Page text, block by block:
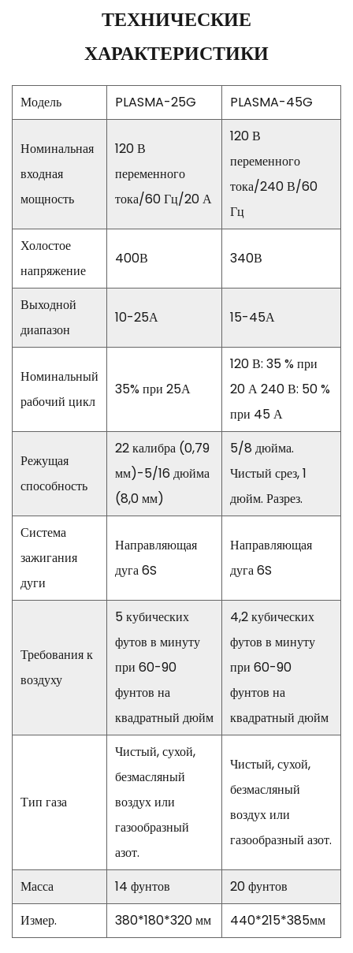
ТЕХНИЧЕСКИЕ
ХАРАКТЕРИСТИКИ
Модель PLASMA-25G PLASMA-45G
Номинальная
входная
мощность
120 В
переменного
тока/60 Гц/20 А
120 В
переменного
тока/240 В/60
Гц
Холостое
напряжение
400В 340В
Выходной
диапазон
10-25А 15-45А
Номинальный
рабочий цикл
35% при 25А
120 В: 35 % при
20 А 240 В: 50 %
при 45 А
Режущая
способность
22 калибра (0,79
мм)-5/16 дюйма
(8,0 мм)
5/8 дюйма.
Чистый срез, 1
дюйм. Разрез.
Система
зажигания
дуги
Направляющая
дуга 6S
Направляющая
дуга 6S
Требования к
воздуху
5 кубических
футов в минуту
при 60-90
фунтов на
квадратный дюйм
4,2 кубических
футов в минуту
при 60-90
фунтов на
квадратный дюйм
Тип газа
Чистый, сухой,
безмасляный
воздух или
газообразный
азот.
Чистый, сухой,
безмасляный
воздух или
газообразный азот.
Масса 14 фунтов
20 фунтов
Измер.
380*180*320 мм 440*215*385мм